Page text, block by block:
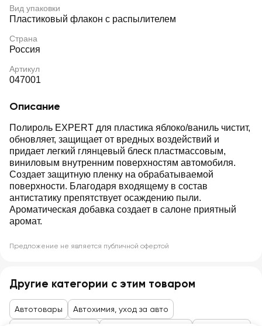
Вид упаковки
Пластиковый флакон с распылителем
Страна
Россия
Артикул
047001
Описание
Полироль EXPERT для пластика яблоко/ваниль чистит,
обновляет, защищает от вредных воздействий и
придает легкий глянцевый блеск пластмассовым,
виниловым внутренним поверхностям автомобиля.
Создает защитную пленку на обрабатываемой
поверхности. Благодаря входящему в состав
антистатику препятствует осаждению пыли.
Ароматическая добавка создает в салоне приятный
аромат.
Предложение не является публичной офертой
Другие категории с этим товаром
Автотовары Автохимия, уход за авто